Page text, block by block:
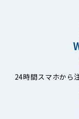
24時間スマホから